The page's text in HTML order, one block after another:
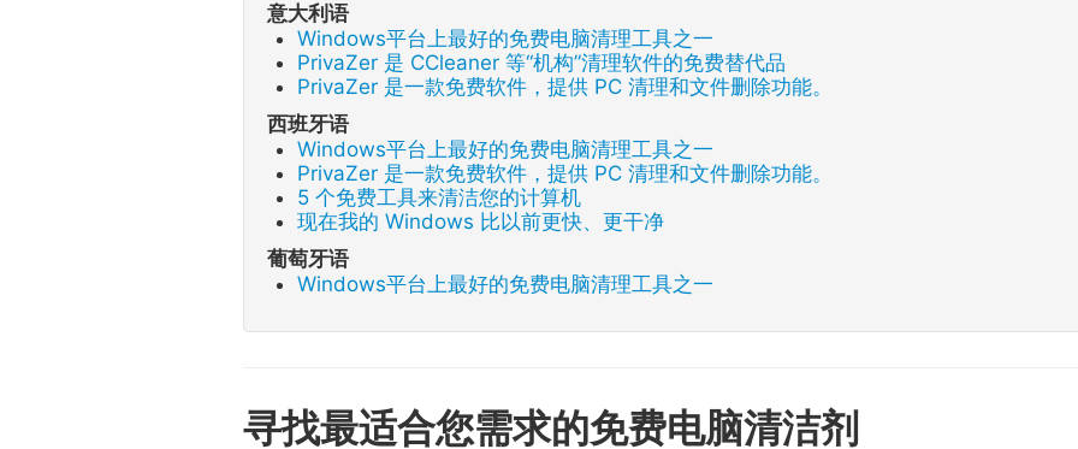
意大利语
Windows平台上最好的免费电脑清理工具之一
PrivaZer 是 CCleaner 等“机构”清理软件的免费替代品
PrivaZer 是一款免费软件，提供 PC 清理和文件删除功能。
西班牙语
Windows平台上最好的免费电脑清理工具之一
PrivaZer 是一款免费软件，提供 PC 清理和文件删除功能。
5 个免费工具来清洁您的计算机
现在我的 Windows 比以前更快、更干净
葡萄牙语
Windows平台上最好的免费电脑清理工具之一
寻找最适合您需求的免费电脑清洁剂